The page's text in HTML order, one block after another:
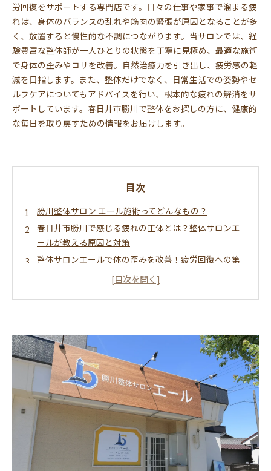
労回復をサポートする専門店です。日々の仕事や家事で溜まる疲
れは、身体のバランスの乱れや筋肉の緊張が原因となることが多
く、放置すると慢性的な不調につながります。当サロンでは、経
験豊富な整体師が一人ひとりの状態を丁寧に見極め、最適な施術
で身体の歪みやコリを改善。自然治癒力を引き出し、疲労感の軽
減を目指します。また、整体だけでなく、日常生活での姿勢やセ
ルフケアについてもアドバイスを行い、根本的な疲れの解消をサ
ポートしています。春日井市勝川で整体をお探しの方に、健康的
な毎日を取り戻すための情報をお届けします。
目次
勝川整体サロン エール施術ってどんなもの？
春日井市勝川で感じる疲れの正体とは？整体サロンエ
ールが教える原因と対策
整体サロンエールで体の歪みを改善！疲労回復への第
ないセルフケアとは？
整体サロンエールで変わる私の毎日。春日井市勝川で
健康を取り戻す物語
疲れ知らずの体へ！春日井市勝川の整体で自然治癒力
を引き出す方法
整体サロンエールが教える、春日井市勝川で暮らす人
のための疲労回復完全ガイド
勝川整体サロン エール施術ってどんなもの？